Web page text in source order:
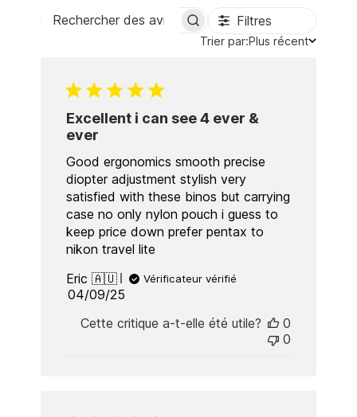
Rechercher
Filtres
Trier
Trier par:Plus récent
Excellent i can see 4 ever &
ever
Good ergonomics smooth precise
diopter adjustment stylish very
satisfied with these binos but carrying
case no only nylon pouch i guess to
keep price down prefer pentax to
nikon travel lite
Eric 🇦🇺
Vérificateur vérifié
Published
04/09/25
Cette critique a-t-elle été utile?
0
0